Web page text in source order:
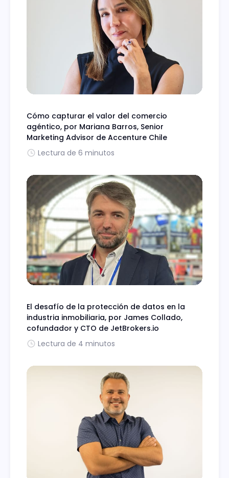
Cómo capturar el valor del comercio
agéntico, por Mariana Barros, Senior
Marketing Advisor de Accenture Chile
Lectura de 6 minutos
El desafío de la protección de datos en la
industria inmobiliaria, por James Collado,
cofundador y CTO de JetBrokers.io
Lectura de 4 minutos